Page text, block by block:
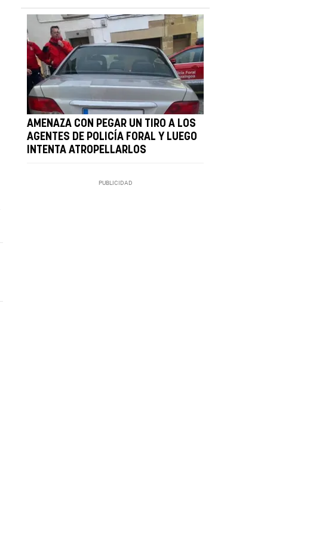
AMENAZA CON PEGAR UN TIRO A LOS
AGENTES DE POLICÍA FORAL Y LUEGO
INTENTA ATROPELLARLOS